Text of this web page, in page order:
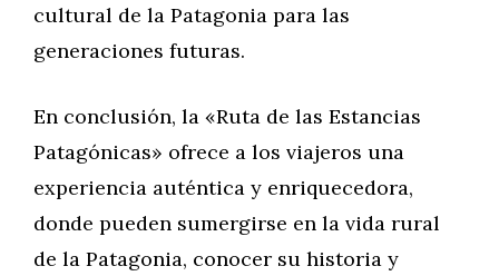
cultural de la Patagonia para las
generaciones futuras.
En conclusión, la «Ruta de las Estancias
Patagónicas» ofrece a los viajeros una
experiencia auténtica y enriquecedora,
donde pueden sumergirse en la vida rural
de la Patagonia, conocer su historia y